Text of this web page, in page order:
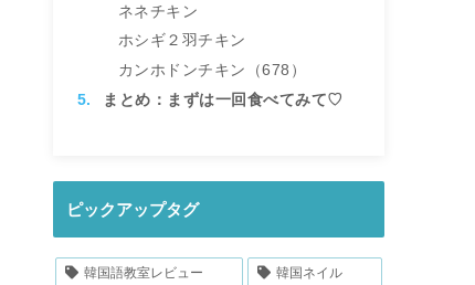
ネネチキン
ホシギ２羽チキン
カンホドンチキン（678）
まとめ：まずは一回食べてみて♡
ピックアップタグ
韓国語教室レビュー 韓国ネイル